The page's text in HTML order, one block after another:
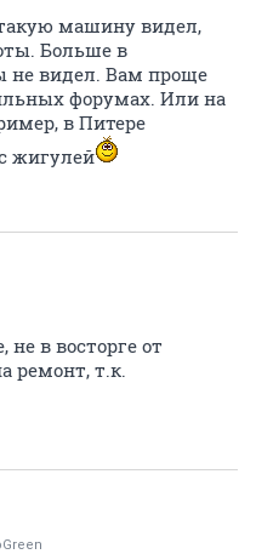
машину видел,
Больше в
не видел. Вам проще
форумах. Или на
в Питере
жигулей
не в восторге от
ремонт, т.к.